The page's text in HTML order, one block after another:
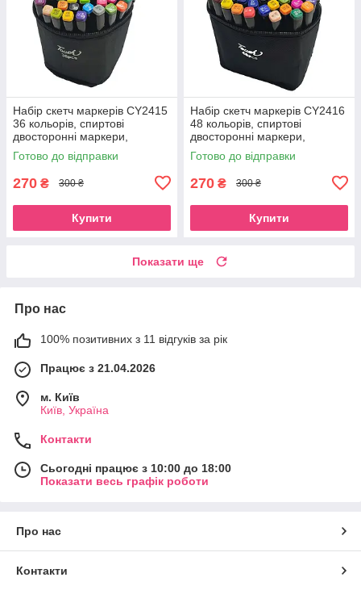
Набір скетч маркерів CY2415
36 кольорів, спиртові
двосторонні маркери,
Довжина маркера 15,5 см
Готово до відправки
270 ₴ 300 ₴
Купити
Набір скетч маркерів CY2416
48 кольорів, спиртові
двосторонні маркери,
Довжина маркера 15,5 см
Готово до відправки
270 ₴ 300 ₴
Купити
Показати ще
Про нас
100% позитивних з 11 відгуків за рік
Працює з 21.04.2026
м. Київ
Київ, Україна
Контакти
Сьогодні працює з 10:00 до 18:00
Показати весь графік роботи
Про нас
Контакти